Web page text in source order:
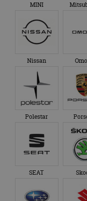
MINI
Nissan
Polestar
SEAT